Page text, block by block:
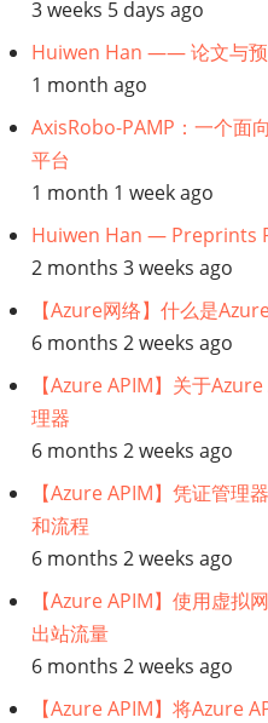
架
构】
单
页
应
用
程
序
vs
多
页
应
用
3 weeks 5 days ago
Huiwen Han —— 论文与预
1 month ago
AxisRobo-PAMP：一个面
平台
1 month 1 week ago
Huiwen Han — Preprints
2 months 3 weeks ago
【Azure网络】什么是
6 months 2 weeks ago
【Azure APIM】关于
理器
6 months 2 weeks ago
【Azure APIM】凭证管理
和流程
6 months 2 weeks ago
【Azure APIM】使用虚拟
出站流量
6 months 2 weeks ago
【Azure APIM】将Azure